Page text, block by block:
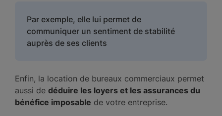
Par exemple, elle lui permet de
communiquer un sentiment de stabilité
auprès de ses clients
Enfin, la location de bureaux commerciaux permet
aussi de déduire les loyers et les assurances du
bénéfice imposable de votre entreprise.